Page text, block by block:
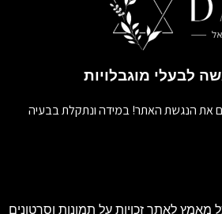
לבעלי מוגבלויות
את הנגשת האתר! במידה ונתקלת בבעיה
מאמץ לאתר זכויות על תמונות וסרטונים